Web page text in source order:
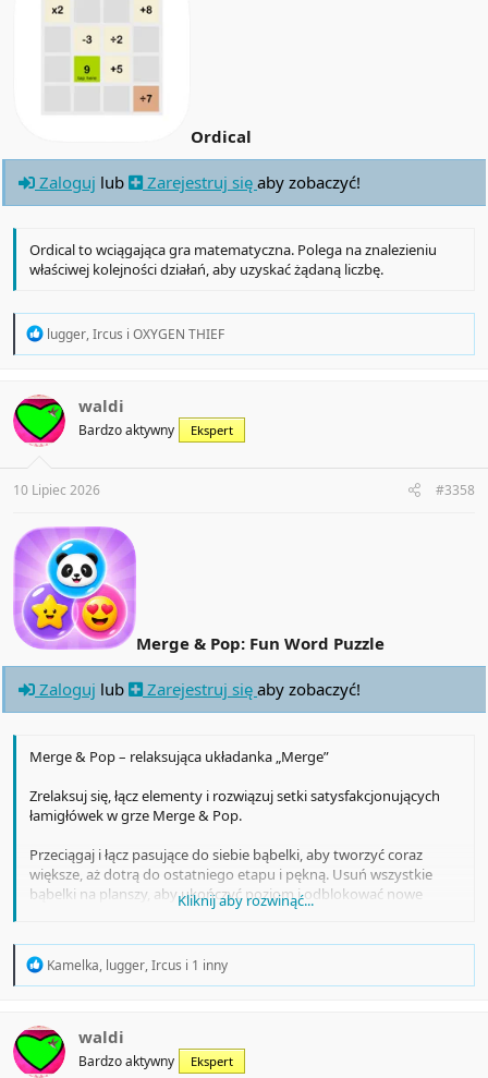
Ordical
Zaloguj lub Zarejestruj się aby zobaczyć!
Ordical to wciągająca gra matematyczna. Polega na znalezieniu
właściwej kolejności działań, aby uzyskać żądaną liczbę.
R
t
i
o
s
:
lugger,Ircus i OXYGEN THIEF
waldi
Bardzo aktywny Ekspert
10 Lipiec 2026 #3358
Merge & Pop: Fun Word Puzzle
Zaloguj lub Zarejestruj się aby zobaczyć!
Merge & Pop – relaksująca układanka „Merge”
Zrelaksuj się, łącz elementy i rozwiązuj setki satysfakcjonujących
łamigłówek w grze Merge & Pop.
Przeciągaj i łącz pasujące do siebie bąbelki, aby tworzyć coraz
większe, aż dotrą do ostatniego etapu i pękną. Usuń wszystkie
bąbelki na planszy, aby ukończyć poziom i odblokować nowe
Kliknij aby rozwinąć...
R
t
i
o
Kamelka, lugger,Ircus i 1 inny
waldi
Bardzo aktywny Ekspert